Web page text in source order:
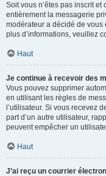
Soit vous n’êtes pas inscrit
entièrement la messagerie
modérateur a décidé de vous
plus d’informations, veuillez
Haut
Je continue à recevoir des
Vous pouvez supprimer
en utilisant les règles de
l’utilisateur. Si vous recevez
part d’un autre utilisateur,
peuvent empêcher un
Haut
J’ai reçu un courrier